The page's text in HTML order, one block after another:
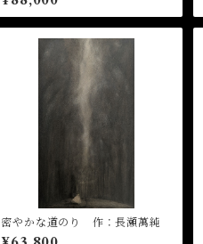
密やかな道のり 作：長瀬萬純